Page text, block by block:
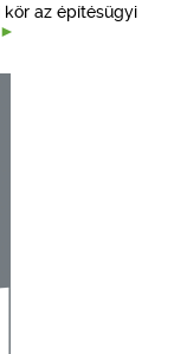
az építésügyi